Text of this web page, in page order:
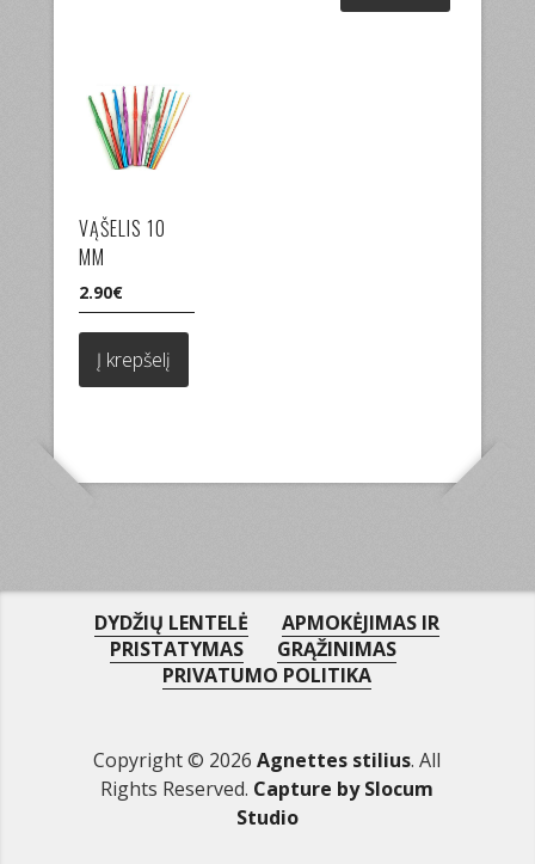
VĄŠELIS 10
MM
2.90€
Į krepšelį
DYDŽIŲ LENTELĖ
APMOKĖJIMAS IR
PRISTATYMAS
GRĄŽINIMAS
PRIVATUMO POLITIKA
Copyright © 2026Agnettes stilius. All
Rights Reserved. Capture by Slocum
Studio